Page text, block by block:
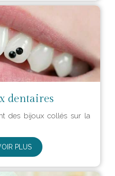
dentaires
des bijoux collés sur la
PLUS